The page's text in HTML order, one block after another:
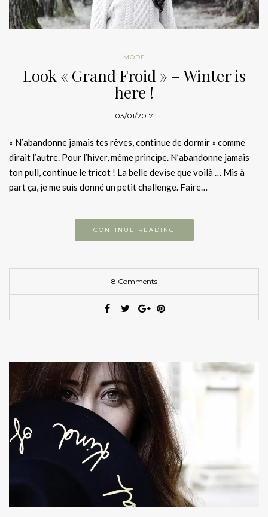
MODE
Look « Grand Froid » – Winter is
here !
03/01/2017
« N’abandonne jamais tes rêves, continue de dormir » comme
dirait l’autre. Pour l’hiver, même principe. N’abandonne jamais
ton pull, continue le tricot ! La belle devise que voilà … Mis à
part ça, je me suis donné un petit challenge. Faire…
CONTINUE READING
8 Comments